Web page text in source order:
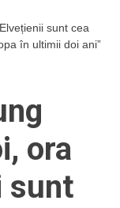
sunt cea
în ultimii doi ani”
ora
sunt